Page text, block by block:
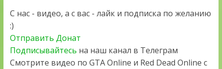
С нас - видео, а с вас - лайк и подписка по желанию
:)
Отправить Донат
Подписывайтесь на наш канал в Телеграм
Смотрите видео по GTA Online и Red Dead Online с